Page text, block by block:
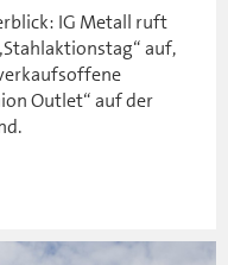
IG Metall ruft
auf,
Outlet“ auf der